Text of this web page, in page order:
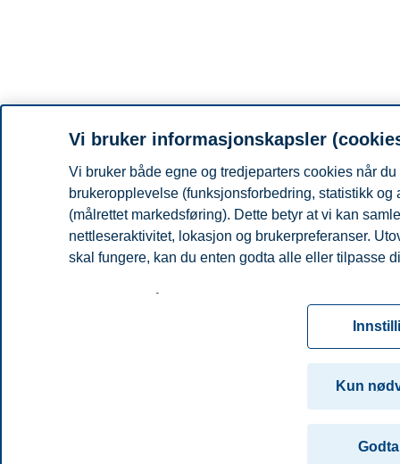
Vi bruker informasjonskapsler
Vi bruker både egne og tredjeparters cookies når
brukeropplevelse (funksjonsforbedring, statistikk
(målrettet markedsføring). Dette betyr at vi kan
nettleseraktivitet, lokasjon og brukerpreferanser.
skal fungere, kan du enten godta alle eller tilpasse
for informasjonskapsler. Du kan når som helst
ved å klikke på «Cookies» nederst på nettsiden vår.
cookie-erklæring
Kun